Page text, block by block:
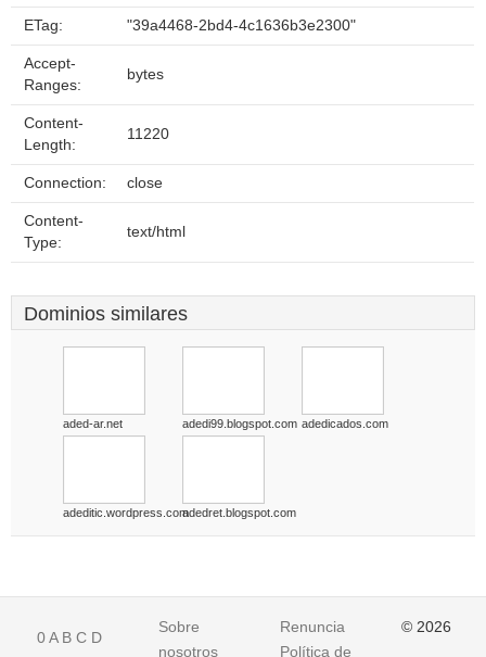
ETag: "39a4468-2bd4-4c1636b3e2300"
Accept-
Ranges:
bytes
Content-
Length:
11220
Connection: close
Content-
Type:
text/html
Dominios similares
aded-ar.net adedi99.blogspot.com adedicados.com
adeditic.wordpress.comadedret.blogspot.com
0A B C D
Sobre
nosotros
Renuncia
Política de
© 2026